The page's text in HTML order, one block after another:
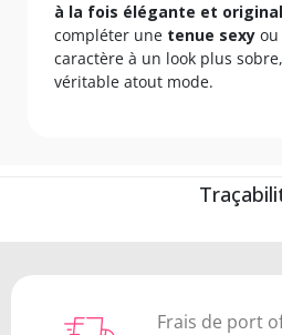
à la fois élégante et
compléter une tenue sexy
caractère à un look plus
véritable atout mode.
Frais de port